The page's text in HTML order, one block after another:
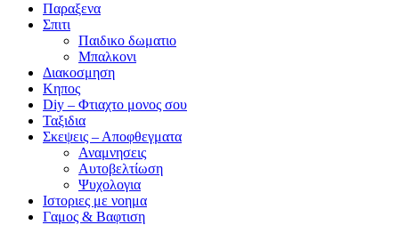
Παραξενα
Σπιτι
Παιδικο δωματιο
Μπαλκονι
Διακοσμηση
Κηπος
Diy – Φτιαχτο μονος σου
Ταξιδια
Σκεψεις – Αποφθεγματα
Αναμνησεις
Αυτοβελτίωση
Ψυχολογια
Ιστοριες με νοημα
Γαμος & Βαφτιση